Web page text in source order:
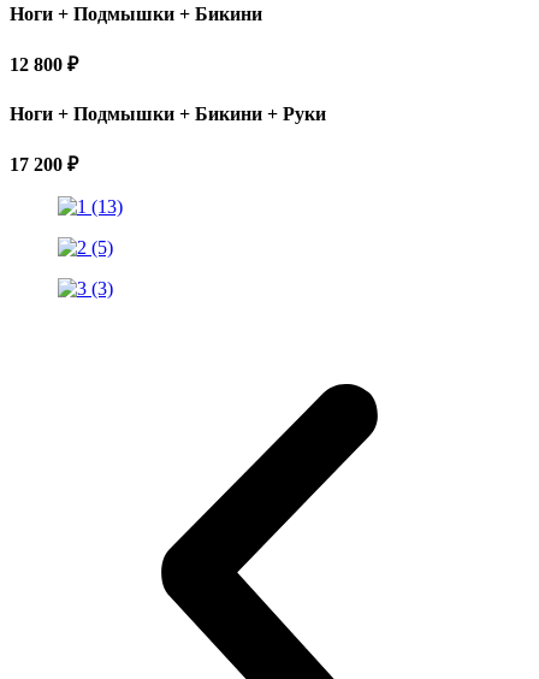
Ноги + Подмышки + Бикини
12 800 ₽
Ноги + Подмышки + Бикини + Руки
17 200 ₽